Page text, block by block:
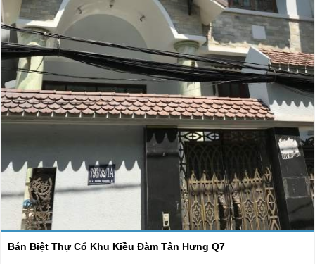
Bán Biệt Thự Cổ Khu Kiều Đàm Tân Hưng Q7